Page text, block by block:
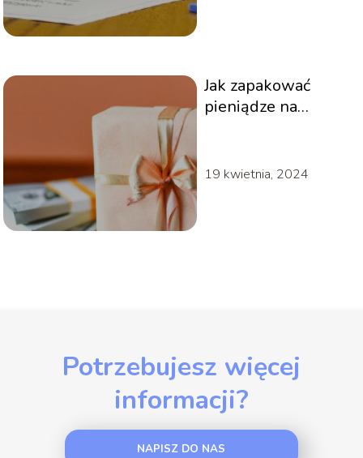
Jak zapakować
pieniądze na
19 kwietnia, 2024
Potrzebujesz więcej
informacji?
NAPISZ DO NAS